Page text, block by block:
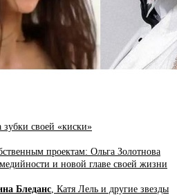
зубки своей «киски»
проектам: Ольга Золотнова
и новой главе своей жизни
Бледанс , Катя Лель и другие звезды